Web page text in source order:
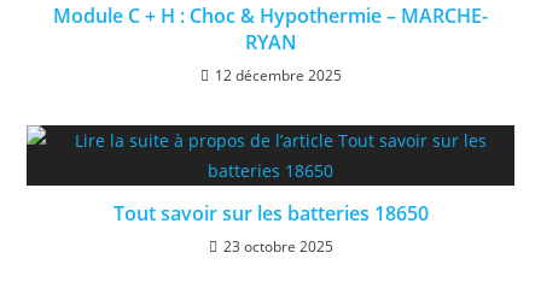
Module C + H : Choc & Hypothermie – MARCHE-
RYAN
12 décembre 2025
Tout savoir sur les batteries 18650
23 octobre 2025